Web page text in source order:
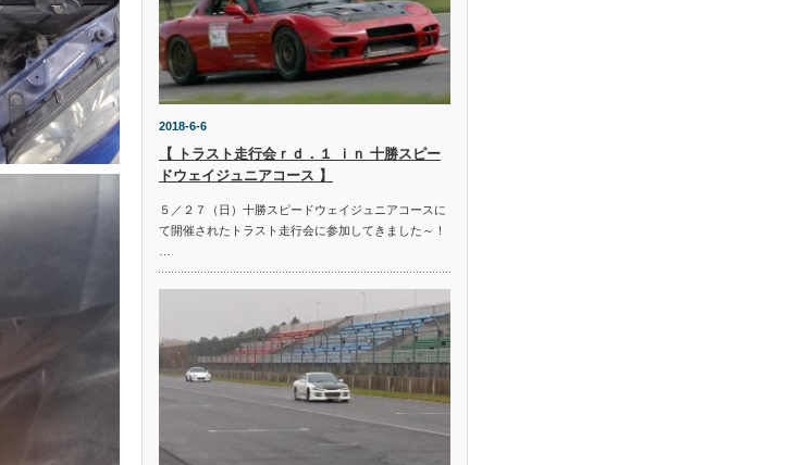
2018-6-6
【 トラスト走行会ｒｄ．１ ｉｎ 十勝スピー
ドウェイジュニアコース 】
５／２７（日）十勝スピードウェイジュニアコースに
て開催されたトラスト走行会に参加してきました～！